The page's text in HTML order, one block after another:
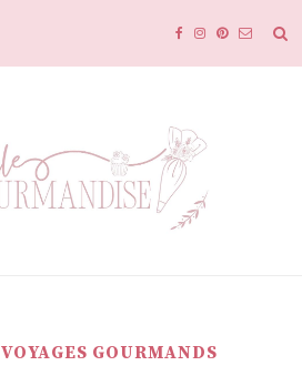
VOYAGES GOURMANDS